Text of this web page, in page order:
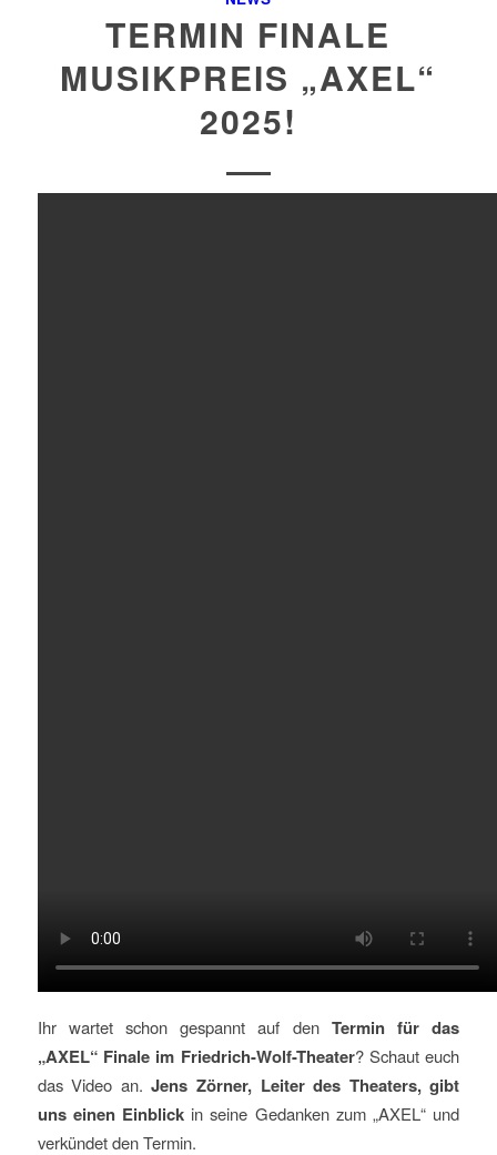
TERMIN FINALE
MUSIKPREIS „AXEL“
2025!
Ihr wartet schon gespannt auf den Termin für das
„AXEL“ Finale im Friedrich-Wolf-Theater? Schaut euch
das Video an.Jens Zörner, Leiter des Theaters, gibt
uns einen Einblick in seine Gedanken zum „AXEL“ und
verkündet den Termin.